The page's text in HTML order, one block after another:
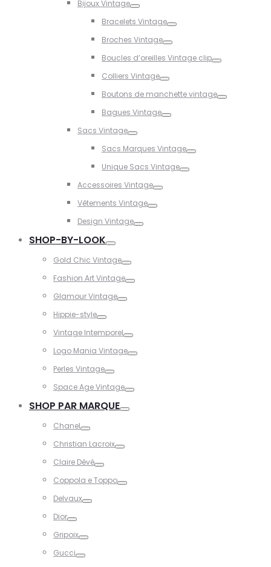
Bijoux Vintage
Bracelets Vintage
Broches Vintage
Boucles d’oreilles Vintage clip
Colliers Vintage
Boutons de manchette vintage
Bagues Vintage
Sacs Vintage
Sacs Marques Vintage
Unique Sacs Vintage
Accessoires Vintage
Vêtements Vintage
Design Vintage
SHOP-BY-LOOK
Gold Chic Vintage
Fashion Art Vintage
Glamour Vintage
Hippie-style
Vintage Intemporel
Logo Mania Vintage
Perles Vintage
Space Age Vintage
SHOP PAR MARQUE
Chanel
Christian Lacroix
Claire Dévé
Coppola e Toppo
Delvaux
Dior
Gripoix
Gucci